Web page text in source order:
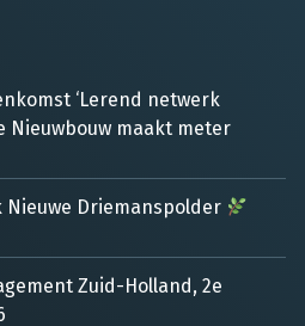
‘Lerend netwerk
Nieuwbouw maakt meter
Nieuwe Driemanspolder
Zuid-Holland, 2e